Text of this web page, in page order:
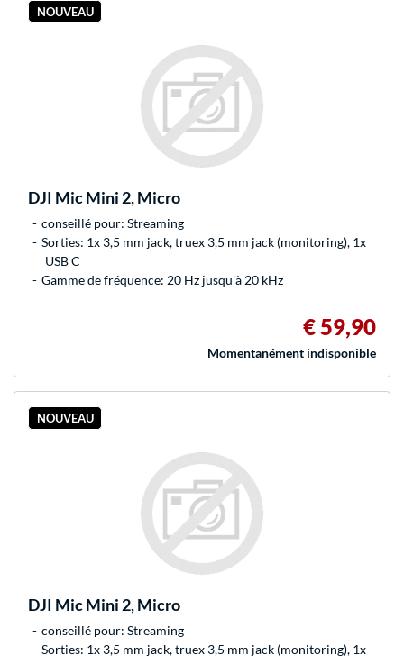
NOUVEAU
DJI Mic Mini 2, Micro
conseillé pour: Streaming
Sorties: 1x 3,5 mm jack, truex 3,5 mm jack (monitoring), 1x
USB C
Gamme de fréquence: 20 Hz jusqu'à 20 kHz
€ 59,90
Momentanément indisponible
NOUVEAU
DJI Mic Mini 2, Micro
conseillé pour: Streaming
Sorties: 1x 3,5 mm jack, truex 3,5 mm jack (monitoring), 1x